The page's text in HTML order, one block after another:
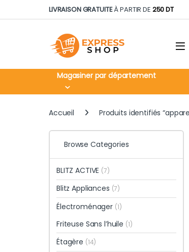
Skip to navigation
Skip to contentLIVRAISON GRATUITEÀ PARTIR DE 250 DT
Magasiner par département
Accueil Produits identifiés
Browse Categories
BLITZ ACTIVE (7)
Blitz Appliances (7)
Électroménager (1)
Friteuse Sans l’huile (1)
Étagère (14)